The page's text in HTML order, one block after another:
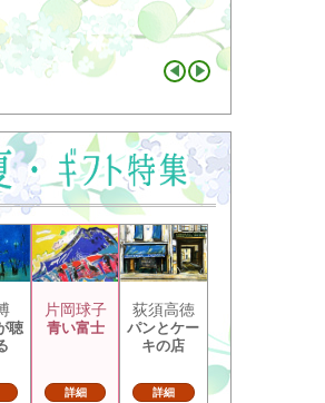
り ...
聴
片岡球子
青い富士
詳細
荻須高徳
パンとケー
キの店
詳細